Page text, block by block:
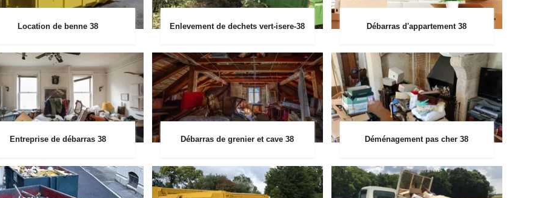
Location de benne 38 Enlevement de dechets vert-isere-38 Débarras d'appartement 38
Entreprise de débarras 38 Débarras de grenier et cave 38 Déménagement pas cher 38